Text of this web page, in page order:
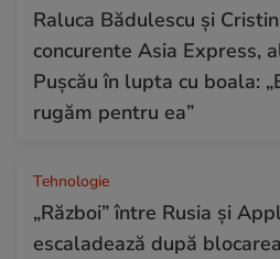
Raluca Bădulescu și
concurente Asia Express,
Pușcău în lupta cu boala:
rugăm pentru ea”
Tehnologie
„Război” între Rusia și
escaladează după